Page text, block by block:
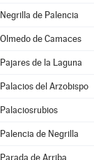
Negrilla de Palencia
Olmedo de Camaces
Pajares de la Laguna
Palacios del Arzobispo
Palaciosrubios
Palencia de Negrilla
Parada de Arriba